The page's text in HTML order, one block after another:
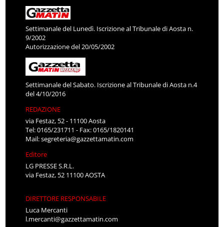
Settimanale del Lunedì. Iscrizione al Tribunale di Aosta n.
9/2002
Autorizzazione del 20/05/2002
Settimanale del Sabato. Iscrizione al Tribunale di Aosta n.4
del 4/10/2016
REDAZIONE
via Festaz, 52 - 11100 Aosta
Tel: 0165/231711 - Fax: 0165/1820141
Mail:segreteria@gazzettamatin.com
Editore
LG PRESSE S.R.L.
via Festaz, 52 11100 AOSTA
DIRETTORE RESPONSABILE
Luca Mercanti
l.mercanti@gazzettamatin.com